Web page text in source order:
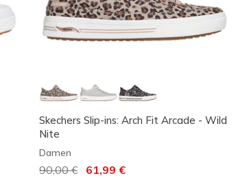
Skechers Slip-ins: Arch Fit Arcade - Wild
Nite
Damen
Reduziert von
90,00 € auf
61,99 €